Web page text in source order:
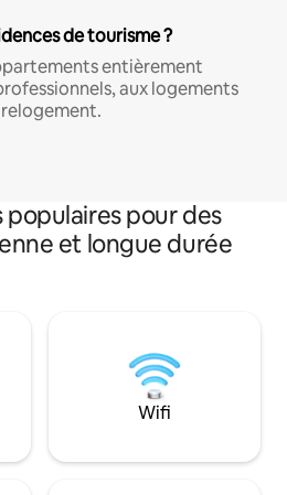
de tourisme ?
entièrement
aux logements
pour des
et longue durée
Wifi